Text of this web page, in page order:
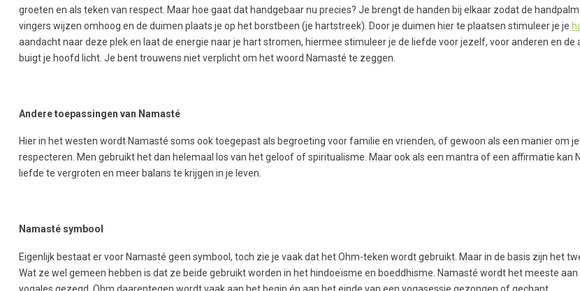
groeten en als teken van respect. Maar hoe gaat dat handgebaar nu precies? Je brengt de handen bij elkaar zodat de
vingers wijzen omhoog en de duimen plaats je op het borstbeen (je hartstreek). Door je duimen hier te plaatsen stimuleer je je
aandacht naar deze plek en laat de energie naar je hart stromen, hiermee stimuleer je de liefde voor jezelf, voor anderen en de
buigt je hoofd licht. Je bent trouwens niet verplicht om het woord Namasté te zeggen.
Andere toepassingen van Namasté
Hier in het westen wordt Namasté soms ook toegepast als begroeting voor familie en vrienden, of gewoon als een manier om
respecteren. Men gebruikt het dan helemaal los van het geloof of spiritualisme. Maar ook als een mantra of een affirmatie kan
liefde te vergroten en meer balans te krijgen in je leven.
Namasté symbool
Eigenlijk bestaat er voor Namasté geen symbool, toch zie je vaak dat het Ohm-teken wordt gebruikt. Maar in de basis zijn het
Wat ze wel gemeen hebben is dat ze beide gebruikt worden in het hindoeïsme en boeddhisme. Namasté wordt het meeste aan
yogales gezegd, Ohm daarentegen wordt vaak aan het begin én aan het einde van een yogasessie gezongen of gechant.